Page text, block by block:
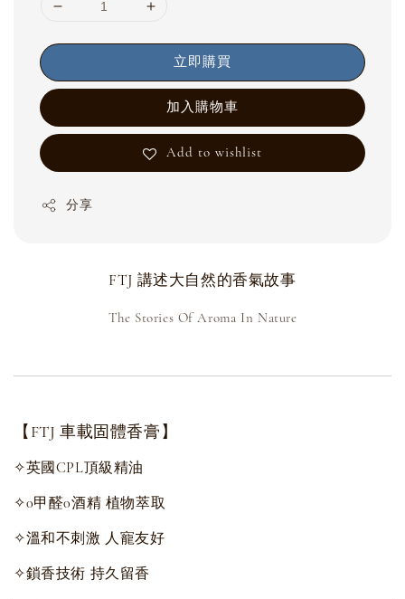
立即購買
加入購物車
Add to wishlist
分享
FTJ 講述大自然的香氣故事
The Stories Of Aroma In Nature
【FTJ 車載固體香膏】
✧英國CPL頂級精油
✧0甲醛0酒精 植物萃取
✧溫和不刺激 人寵友好
✧鎖香技術 持久留香